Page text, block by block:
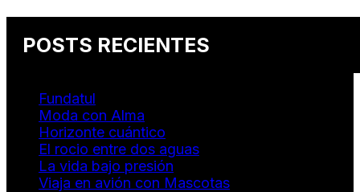
POSTS RECIENTES
Fundatul
Moda con Alma
Horizonte cuántico
El rocio entre dos aguas
La vida bajo presión
Viaja en avión con Mascotas